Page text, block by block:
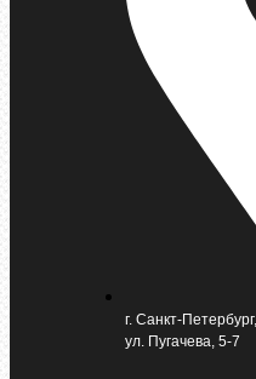
г. Санкт-Петербург,
ул. Пугачева, 5-7